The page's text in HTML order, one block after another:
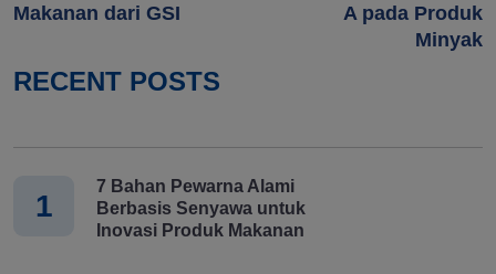
Makanan dari GSI
A pada Produk
Minyak
RECENT POSTS
1
7 Bahan Pewarna Alami
Berbasis Senyawa untuk
Inovasi Produk Makanan